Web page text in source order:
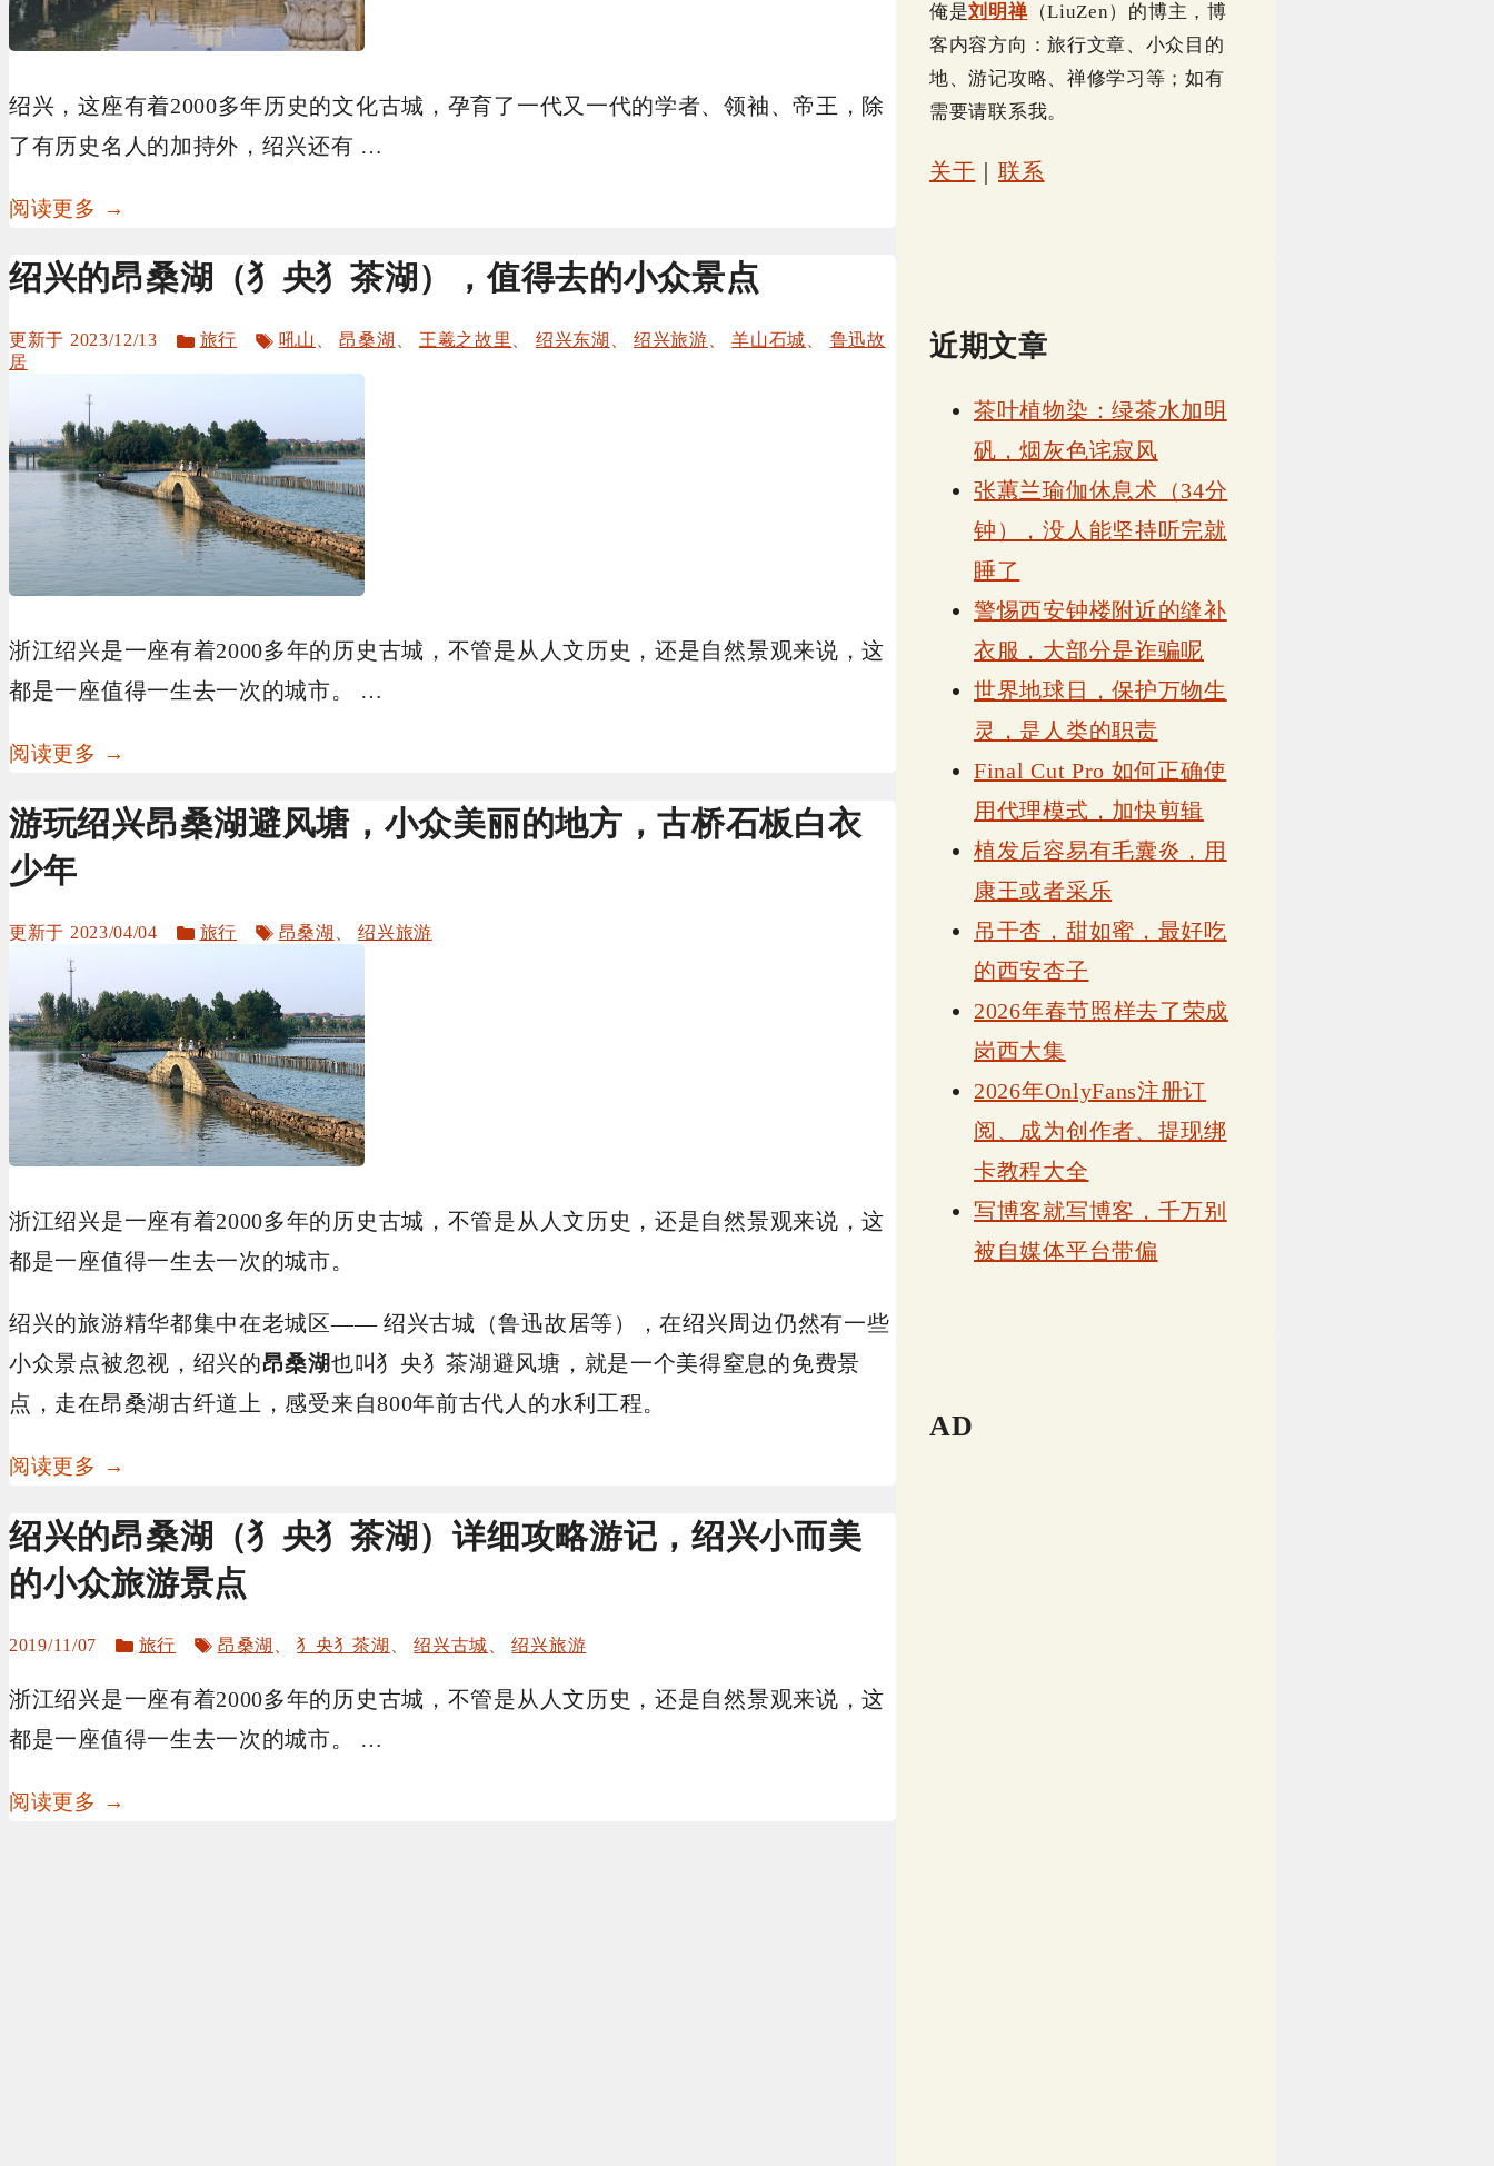
绍兴，这座有着2000多年历史的文化古城，孕育了一代又一代的学者、领袖、帝王，除
了有历史名人的加持外，绍兴还有 …
阅读更多 →
绍兴的昂桑湖（犭央犭茶湖），值得去的小众景点
2023/12/13
分
旅行
标
吼山 、昂桑湖 王羲之故里 绍兴东湖 、绍兴旅游 、羊山石城
鲁迅故
居
浙江绍兴是一座有着2000多年的历史古城，不管是从人文历史，还是自然景观来说，这
都是一座值得一生去一次的城市。 …
阅读更多 →
游玩绍兴昂桑湖避风塘，小众美丽的地方，古桥石板白衣
少年
2023/04/04
分
旅行
标
昂桑湖 、绍兴旅游
浙江绍兴是一座有着2000多年的历史古城，不管是从人文历史，还是自然景观来说，这
都是一座值得一生去一次的城市。
绍兴的旅游精华都集中在老城区—— 绍兴古城（鲁迅故居等），在绍兴周边仍然有一些
小众景点被忽视，绍兴的昂桑湖也叫犭央犭茶湖避风塘，就是一个美得窒息的免费景
点，走在昂桑湖古纤道上，感受来自800年前古代人的水利工程。
阅读更多 →
绍兴的昂桑湖（犭央犭茶湖）详细攻略游记，绍兴小而美
的小众旅游景点
2019/11/07
分
旅行
标
昂桑湖 、犭央犭茶湖 、绍兴古城 、绍兴旅游
浙江绍兴是一座有着2000多年的历史古城，不管是从人文历史，还是自然景观来说，这
都是一座值得一生去一次的城市。 …
阅读更多 →
俺是刘明禅（LiuZen）的博主，博
客内容方向：旅行文章、小众目的
地、游记攻略、禅修学习等；如有
需要请联系我。
关于 ｜联系
近期文章
茶叶植物染：绿茶水加明
矾，烟灰色诧寂风
张蕙兰瑜伽休息术（34分
钟），没人能坚持听完就
睡了
警惕西安钟楼附近的缝补
衣服，大部分是诈骗呢
世界地球日，保护万物生
灵，是人类的职责
Final Cut Pro 如何正确使
用代理模式，加快剪辑
植发后容易有毛囊炎，用
康王或者采乐
吊干杏，甜如蜜，最好吃
的西安杏子
2026年春节照样去了荣成
岗西大集
2026年OnlyFans注册订
阅、成为创作者、提现绑
卡教程大全
写博客就写博客，千万别
被自媒体平台带偏
AD